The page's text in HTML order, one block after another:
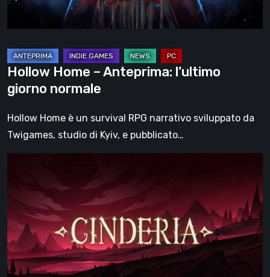
Hollow Home – Anteprima: l’ultimo
giorno normale
Hollow Home è un survival RPG narrativo sviluppato da
Twigames, studio di Kyiv, e pubblicato…
provato
l’Early
Access:
una
fiaba